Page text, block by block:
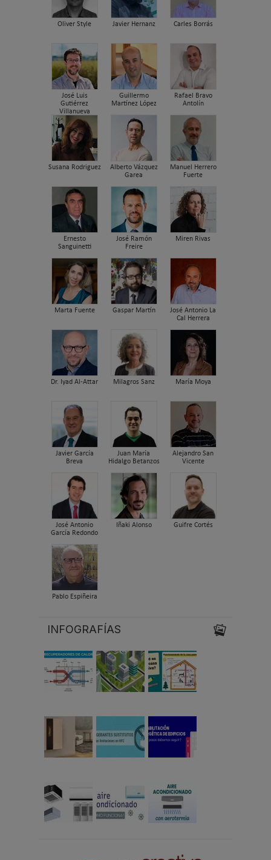
Oliver Style Javier Hernanz Carles Borrás
José Luis
Gutiérrez
Villanueva
Guillermo
Martínez López
Rafael Bravo
Antolín
Susana Rodriguez
Alberto Vázquez
Garea
Manuel Herrero
Fuerte
Ernesto
Sanguinetti
José Ramón
Freire
Miren Rivas
Marta Fuente Gaspar Martín
José Antonio La
Cal Herrera
Dr. Iyad Al-Attar Milagros Sanz María Moya
Javier García
Breva
Juan María
Hidalgo Betanzos
Alejandro San
Vicente
José Antonio
García Redondo
Iñaki Alonso Guifre Cortés
Pablo Espiñeira
INFOGRAFÍAS